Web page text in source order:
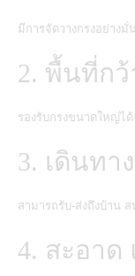
มีการจัดวางกรงอย่างมั่
2. พื้นที่กว้
รองรับกรงขนาดใหญ่ไ
3. เดินทา
สามารถรับ-ส่งถึงบ้าน
4. สะอาด